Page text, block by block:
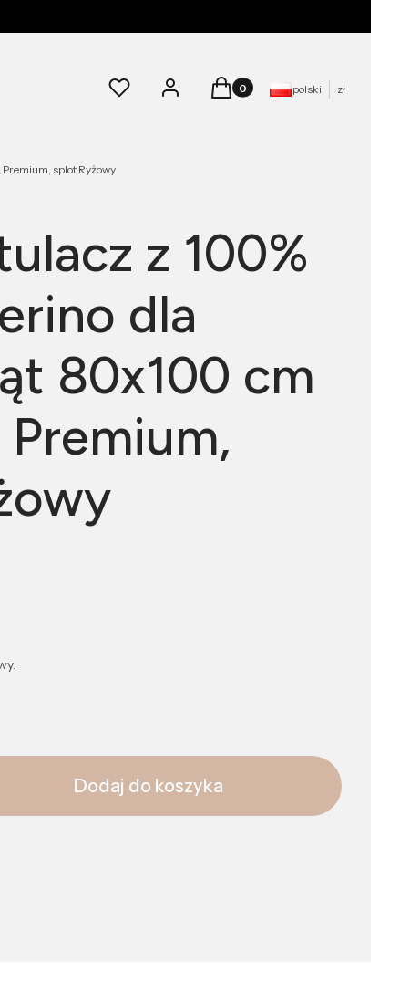
Ulubione Zaloguj sięProdukty w koszyku: 0.
Koszyk polski zł
splot Ryżowy
z 100%
dla
80x100 cm
Dodaj do koszyka